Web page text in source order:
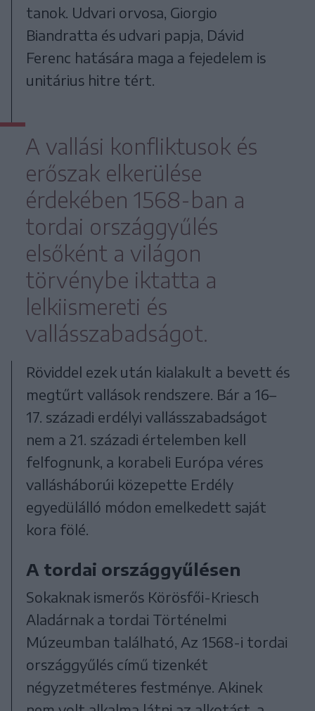
tanok. Udvari orvosa, Giorgio
Biandratta és udvari papja, Dávid
Ferenc hatására maga a fejedelem is
unitárius hitre tért.
A vallási konfliktusok és
erőszak elkerülése
érdekében 1568-ban a
tordai országgyűlés
elsőként a világon
törvénybe iktatta a
lelkiismereti és
vallásszabadságot.
Röviddel ezek után kialakult a bevett és
megtűrt vallások rendszere. Bár a 16–
17. századi erdélyi vallásszabadságot
nem a 21. századi értelemben kell
felfognunk, a korabeli Európa véres
vallásháborúi közepette Erdély
egyedülálló módon emelkedett saját
kora fölé.
A tordai országgyűlésen
Sokaknak ismerős Körösfői-Kriesch
Aladárnak a tordai Történelmi
Múzeumban található, Az 1568-i tordai
országgyűlés című tizenkét
négyzetméteres festménye. Akinek